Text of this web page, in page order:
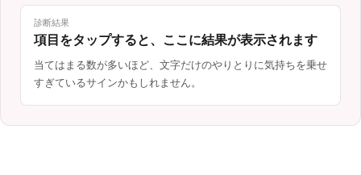
診断結果
項目をタップすると、ここに結果が表示されます
当てはまる数が多いほど、文字だけのやりとりに気持ちを乗せ
すぎているサインかもしれません。